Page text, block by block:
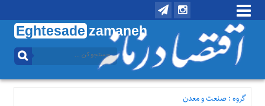
Eghtesade zamaneh
منوی
تماس
گروه :صنعت و معدن